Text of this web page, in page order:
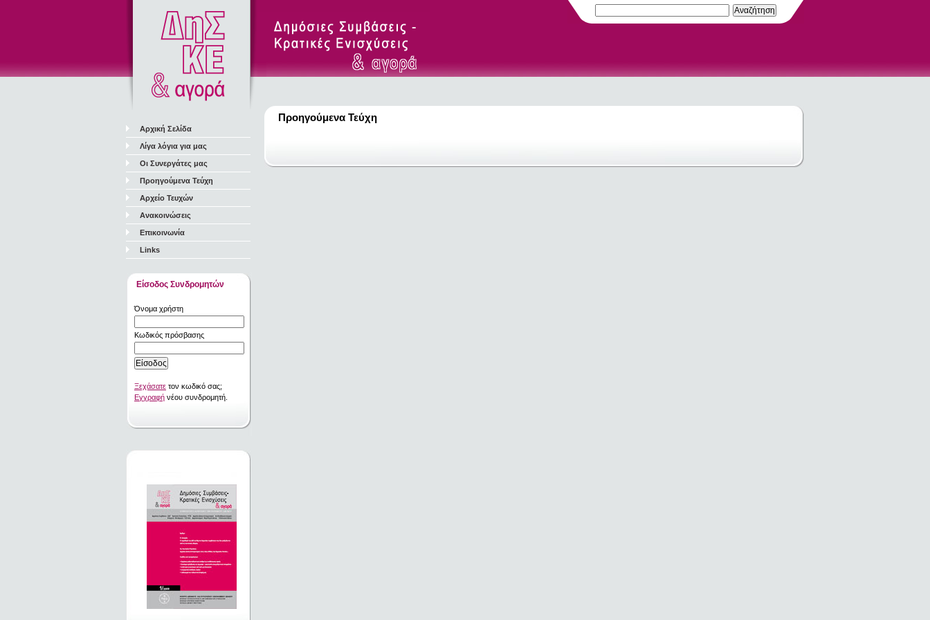
Αρχική Σελίδα
Λίγα λόγια για μας
Οι Συνεργάτες μας
Προηγούμενα Τεύχη
Αρχείο Τευχών
Ανακοινώσεις
Επικοινωνία
Links
Είσοδος Συνδρομητών
Όνομα χρήστη
Κωδικός πρόσβασης
Ξεχάσατε τον κωδικό σας;
Εγγραφή νέου συνδρομητή.
Προηγούμενα Τεύχη